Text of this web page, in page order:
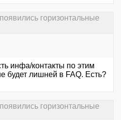
горизонтальные
инфа/контакты по этим
будет лишней в FAQ. Есть?
горизонтальные